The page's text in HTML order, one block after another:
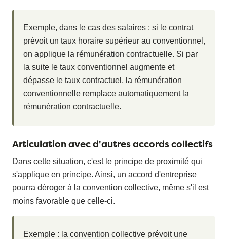
Exemple, dans le cas des salaires : si le contrat
prévoit un taux horaire supérieur au conventionnel,
on applique la rémunération contractuelle. Si par
la suite le taux conventionnel augmente et
dépasse le taux contractuel, la rémunération
conventionnelle remplace automatiquement la
rémunération contractuelle.
Articulation avec d'autres accords collectifs
Dans cette situation, c'est le principe de proximité qui
s'applique en principe. Ainsi, un accord d'entreprise
pourra déroger à la convention collective, même s'il est
moins favorable que celle-ci.
Exemple : la convention collective prévoit une